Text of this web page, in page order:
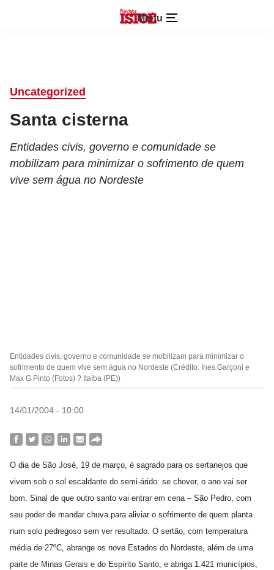
Menu
Uncategorized
Santa cisterna
Entidades civis, governo e comunidade se
mobilizam para minimizar o sofrimento de quem
vive sem água no Nordeste
Entidades civis, governo e comunidade se mobilizam para minimizar o
sofrimento de quem vive sem água no Nordeste (Crédito: Ines Garçoni e
Max G Pinto (Fotos) ? Itaíba (PE))
14/01/2004 - 10:00
O dia de São José, 19 de março, é sagrado para os sertanejos que
vivem sob o sol escaldante do semi-árido: se chover, o ano vai ser
bom. Sinal de que outro santo vai entrar em cena – São Pedro, com
seu poder de mandar chuva para aliviar o sofrimento de quem planta
num solo pedregoso sem ver resultado. O sertão, com temperatura
média de 27ºC, abrange os nove Estados do Nordeste, além de uma
parte de Minas Gerais e do Espírito Santo, e abriga 1.421 municípios,